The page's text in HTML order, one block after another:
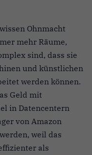
Ohnmacht
mehr Räume,
sind, dass sie
und künstlichen
werden können.
Geld mit
in Datencentern
von Amazon
weil das
als